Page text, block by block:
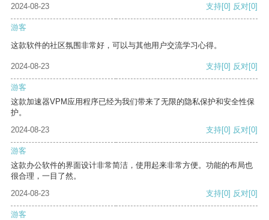
2024-08-23 支持[0] 反对[0]
游客
这款软件的社区氛围非常好，可以与其他用户交流学习心得。
2024-08-23 支持[0] 反对[0]
游客
这款加速器VPM应用程序已经为我们带来了无限的隐私保护和安全性保
护。
2024-08-23
支持[0] 反对[0]
游客
这款办公软件的界面设计非常简洁，使用起来非常方便。功能的布局也
很合理，一目了然。
2024-08-23
支持[0] 反对[0]
游客